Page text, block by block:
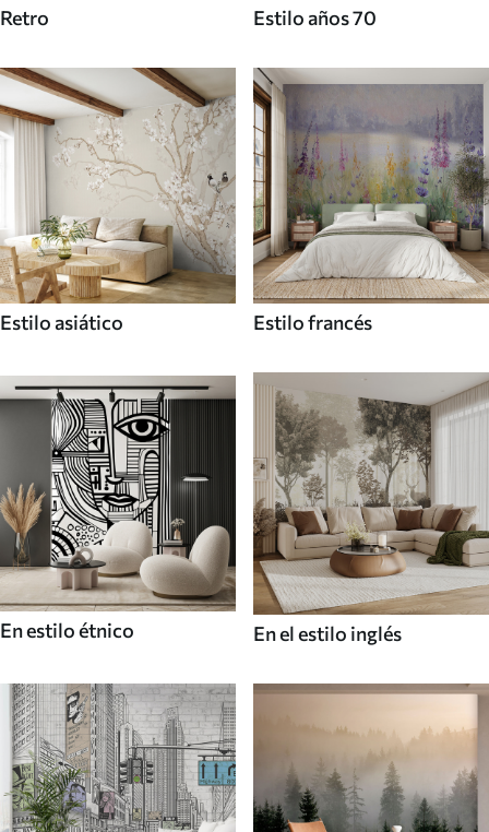
Retro Estilo años 70
Estilo asiático Estilo francés
En estilo étnico En el estilo inglés